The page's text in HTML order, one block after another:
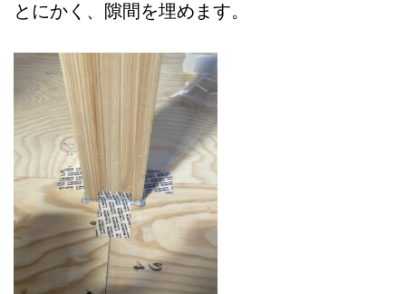
とにかく、隙間を埋めます。